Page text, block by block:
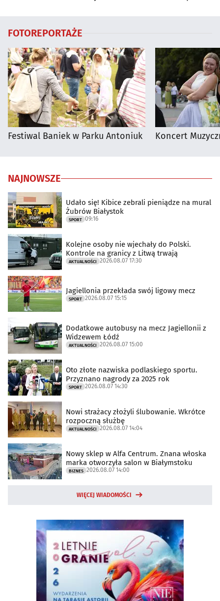
FOTOREPORTAŻE
Festiwal Baniek w Parku Antoniuk Koncert
NAJNOWSZE
Udało się! Kibice zebrali pieniądze na mural
Żubrów Białystok
SPORT 09:16
Kolejne osoby nie wjechały do Polski.
Kontrole na granicy z Litwą trwają
AKTUALNOŚCI 2026.08.07 17:30
Jagiellonia przekłada swój ligowy mecz
SPORT 2026.08.07 15:15
Dodatkowe autobusy na mecz Jagiellonii z
Widzewem Łódź
AKTUALNOŚCI 2026.08.07 15:00
Oto złote nazwiska podlaskiego sportu.
Przyznano nagrody za 2025 rok
SPORT 2026.08.07 14:30
Nowi strażacy złożyli ślubowanie. Wkrótce
rozpoczną służbę
AKTUALNOŚCI 2026.08.07 14:04
Nowy sklep w Alfa Centrum. Znana włoska
marka otworzyła salon w Białymstoku
BIZNES 2026.08.07 14:00
WIĘCEJ WIADOMOŚCI